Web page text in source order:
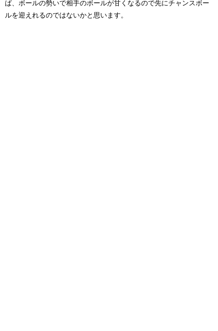
ば、ボールの勢いで相手のボールが甘くなるので先にチャンスボー
ルを迎えれるのではないかと思います。